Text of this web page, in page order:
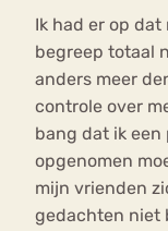
Ik had er op
begreep totaal
anders meer
controle over
bang dat ik
opgenomen
mijn vrienden
gedachten niet